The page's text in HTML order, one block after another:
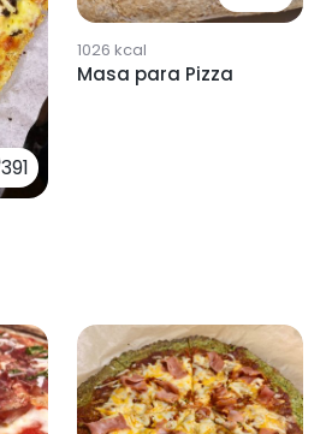
391
1026 kcal
Masa para Pizza